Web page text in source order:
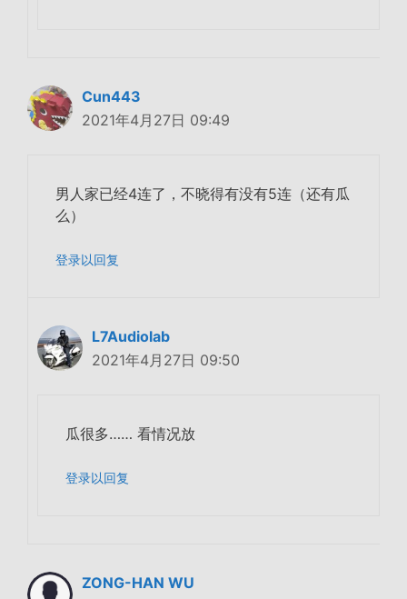
Cun443
2021年4月27日 09:49
男人家已经4连了，不晓得有没有5连（还有瓜
么）
登录以回复
L7Audiolab
2021年4月27日 09:50
瓜很多…… 看情况放
登录以回复
ZONG-HAN WU